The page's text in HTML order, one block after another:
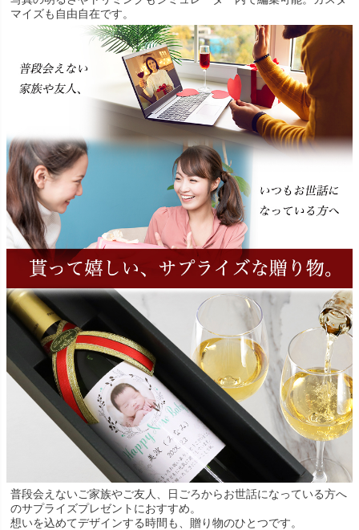
マイズも自由自在です。
普段会えないご家族やご友人、日ごろからお世話になっている方へ
のサプライズプレゼントにおすすめ。
想いを込めてデザインする時間も、贈り物のひとつです。